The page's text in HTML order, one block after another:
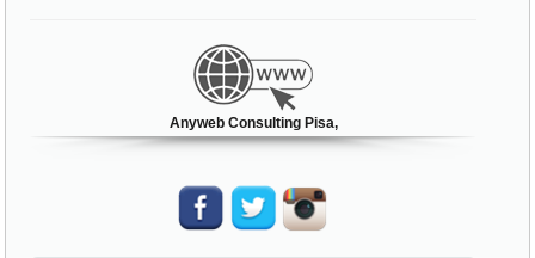
Anyweb Consulting Pisa,